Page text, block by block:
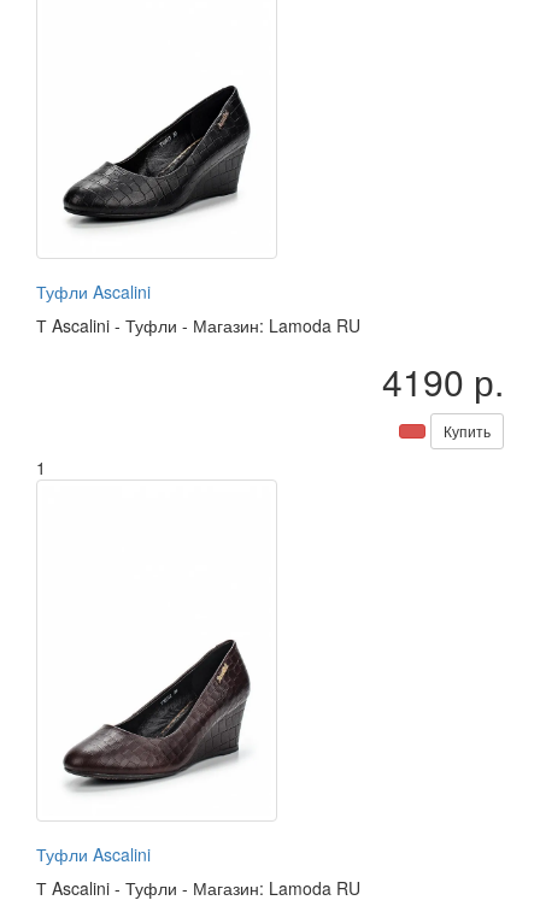
Туфли Ascalini
Т Ascalini - Туфли - Магазин: Lamoda RU
4190 р.
Купить
1
Туфли Ascalini
Т Ascalini - Туфли - Магазин: Lamoda RU